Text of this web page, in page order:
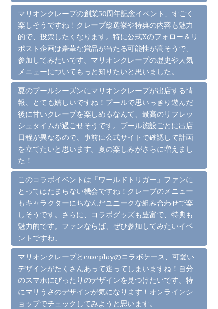
マリオンクレープの創業50周年記念イベント、すごく
楽しそうですね！クレープ総選挙や特典の内容も魅力
的で、投票したくなります。特に公式Xのフォロー＆リ
ポスト企画は豪華な賞品が当たる可能性が高そうで、
参加してみたいです。マリオンクレープの歴史や人気
メニューについてもっと知りたいと思いました。
夏のプールシーズンにマリオンクレープが出店する情
報、とても嬉しいですね！プールで思いっきり遊んだ
後に甘いクレープを楽しめるなんて、最高のリフレッ
シュタイムが過ごせそうです。プール施設ごとに出店
日程が異なるので、事前に公式サイトで確認して計画
を立てたいと思います。夏の楽しみがさらに増えまし
た！
このコラボイベントは『ワールドトリガー』ファンに
とってはたまらない機会ですね！クレープのメニュー
もキャラクターにちなんだユニークな組み合わせで楽
しそうです。さらに、コラボグッズも豊富で、特典も
魅力的です。ファンならば、ぜひ参加してみたいイベ
ントですね。
マリオンクレープとcaseplayのコラボケース、可愛い
デザインがたくさんあって迷ってしまいますね！自分
のスマホにぴったりのデザインを見つけたいです。特
にマリうさのデザインが気になります！オンラインシ
ョップでチェックしてみようと思います。